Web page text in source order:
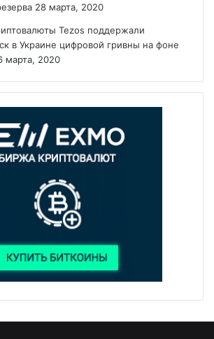
28 марта, 2020
Tezos поддержали
в Украине цифровой гривны на фоне
марта, 2020